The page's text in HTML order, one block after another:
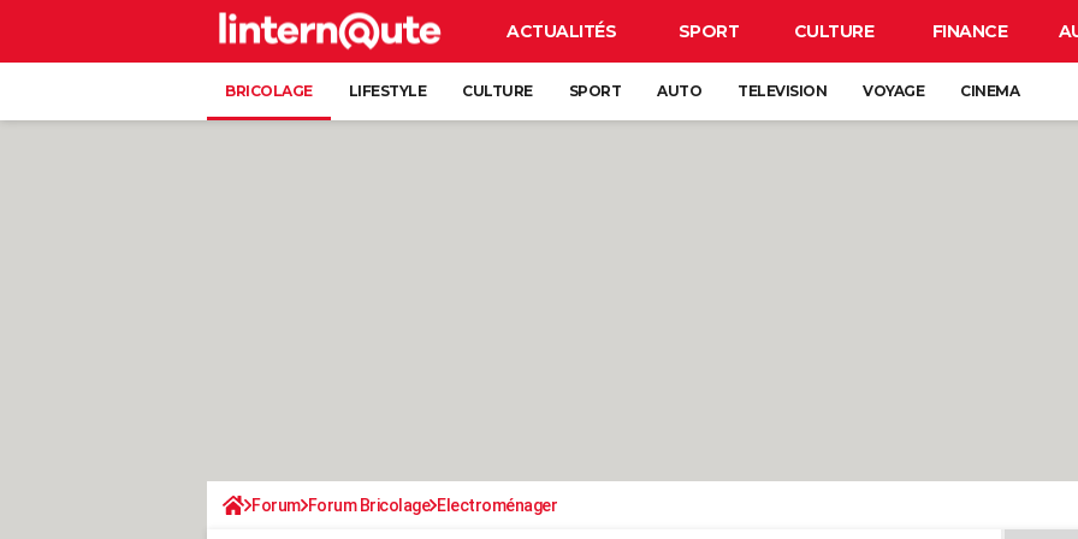
ACTUALITÉS SPORT CULTURE FINANCE
BRICOLAGE LIFESTYLE CULTURE SPORT AUTO TELEVISION VOYAGE CINEMA
Forum Forum Bricolage Electroménager